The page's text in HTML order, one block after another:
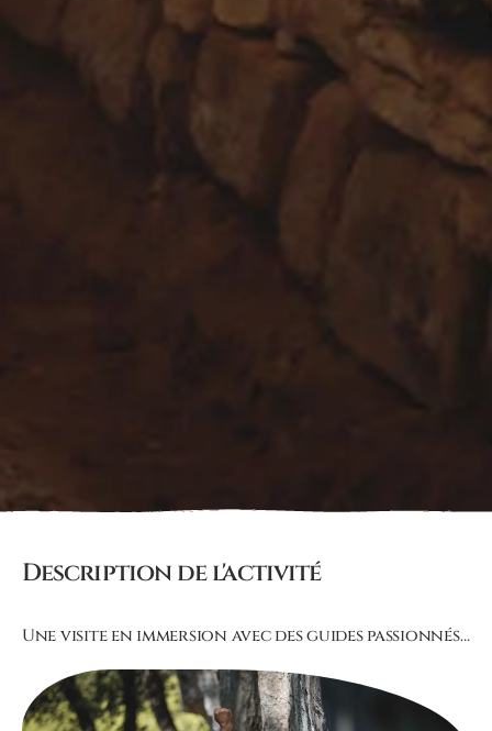
Description de l'activité
Une visite en immersion avec des guides passionnés…